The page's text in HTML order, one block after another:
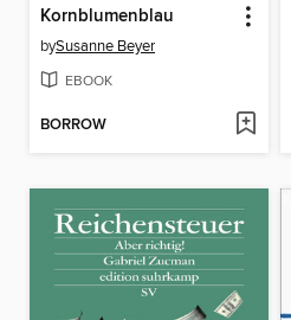
Kornblumenblau
bySusanne Beyer
EBOOK
BORROW